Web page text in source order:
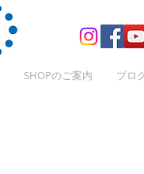
SHOPのご案内 ブロ